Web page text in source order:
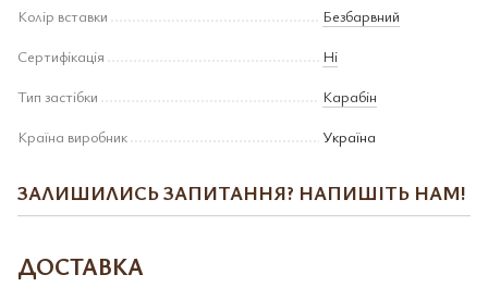
Колір вставки
Безбарвний
Сертифікація
Ні
Тип застібки
Карабін
Країна виробник
Україна
ЗАЛИШИЛИСЬ ЗАПИТАННЯ? НАПИШІТЬ НАМ!
ДОСТАВКА